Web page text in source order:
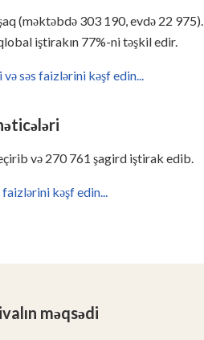
(məktəbdə 303 190, evdə 22 975).
iştirakın 77%-ni təşkil edir.
səs faizlərini kəşf edin...
və 270 761 şagird iştirak edib.
kəşf edin...
məqsədi